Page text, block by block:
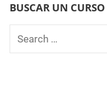
BUSCAR UN CURSO
Search
for: